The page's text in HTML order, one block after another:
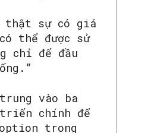
thật sự có giá
thể được sử
chỉ để đầu
vào ba
triển chính để
trong